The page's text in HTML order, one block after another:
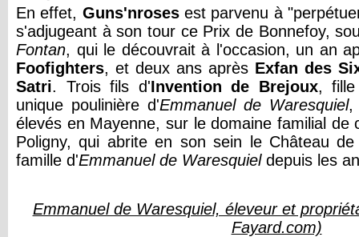
En effet, Guns'nrosesest parvenu à
s'adjugeant à son tour ce Prix de Bonnefoy,
Fontan, qui le découvrait à l'occasion, un an
Foofighters, et deux ans après Exfan des
Satri. Trois fils d'Invention de Brejoux,
unique poulinière d'Emmanuel de Waresquiel,
élevés en Mayenne, sur le domaine familial de
Poligny, qui abrite en son sein le Château
famille d'Emmanuel de Waresquieldepuis les
Emmanuel de Waresquiel, éleveur et
Fayard.com)